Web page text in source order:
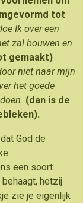
tot
Ik over een
zal bouwen en
gemaakt)
niet naar mijn
het goede
(dan is de
God de
een soort
hetzij
zie je eigenlijk